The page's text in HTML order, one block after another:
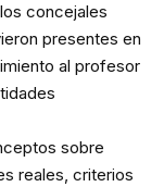
concejales
presentes en
al profesor
sobre
reales, criterios